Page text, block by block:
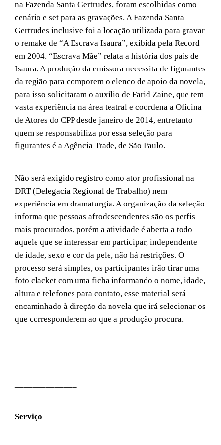
na Fazenda Santa Gertrudes, foram escolhidas como
cenário e set para as gravações. A Fazenda Santa
Gertrudes inclusive foi a locação utilizada para gravar
o remake de “A Escrava Isaura”, exibida pela Record
em 2004. “Escrava Mãe” relata a história dos pais de
Isaura. A produção da emissora necessita de figurantes
da região para comporem o elenco de apoio da novela,
para isso solicitaram o auxílio de Farid Zaine, que tem
vasta experiência na área teatral e coordena a Oficina
de Atores do CPP desde janeiro de 2014, entretanto
quem se responsabiliza por essa seleção para
figurantes é a Agência Trade, de São Paulo.
Não será exigido registro como ator profissional na
DRT (Delegacia Regional de Trabalho) nem
experiência em dramaturgia. A organização da seleção
informa que pessoas afrodescendentes são os perfis
mais procurados, porém a atividade é aberta a todo
aquele que se interessar em participar, independente
de idade, sexo e cor da pele, não há restrições. O
processo será simples, os participantes irão tirar uma
foto clacket com uma ficha informando o nome, idade,
altura e telefones para contato, esse material será
encaminhado à direção da novela que irá selecionar os
que corresponderem ao que a produção procura.
Serviço